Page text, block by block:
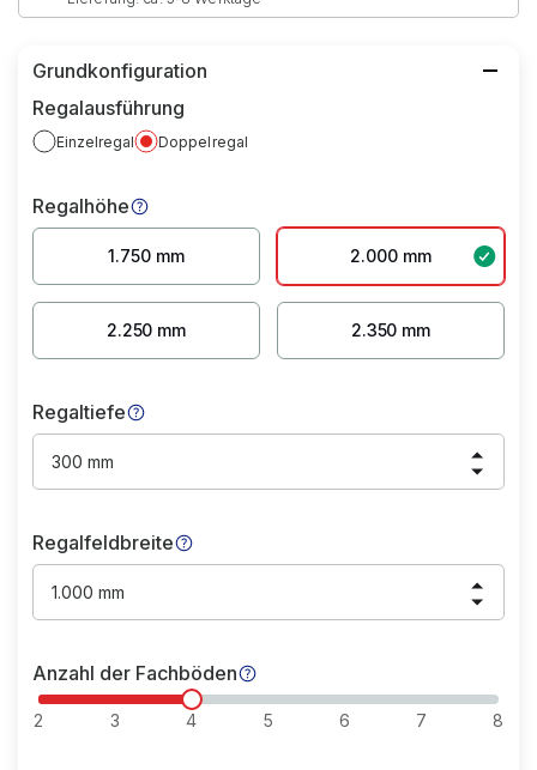
Grundkonfiguration
Regalausführung
Einzelregal Doppelregal
Regalhöhe
1.750 mm 2.000 mm
2.250 mm 2.350 mm
Regaltiefe
300 mm
Regalfeldbreite
1.000 mm
Anzahl der Fachböden
2 3 4 5 6 7 8